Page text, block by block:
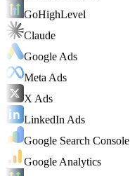
GoHighLevel
Claude
Google Ads
Meta Ads
X Ads
LinkedIn Ads
Google Search Console
Google Analytics